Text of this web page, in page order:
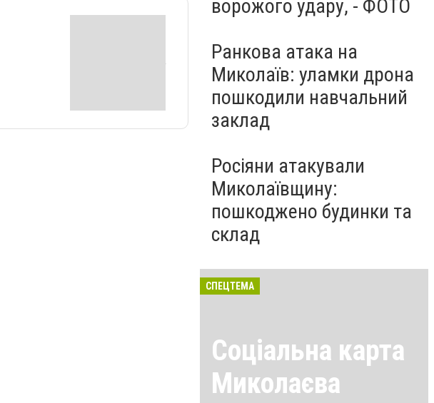
ворожого удару, - ФОТО
Ранкова атака на
Миколаїв: уламки дрона
пошкодили навчальний
заклад
Росіяни атакували
Миколаївщину:
пошкоджено будинки та
склад
СПЕЦТЕМА
Соціальна карта
Миколаєва